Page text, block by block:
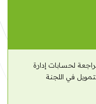
بشأن:إجراء مراجعة لحسابات إدارة
في اللجنة